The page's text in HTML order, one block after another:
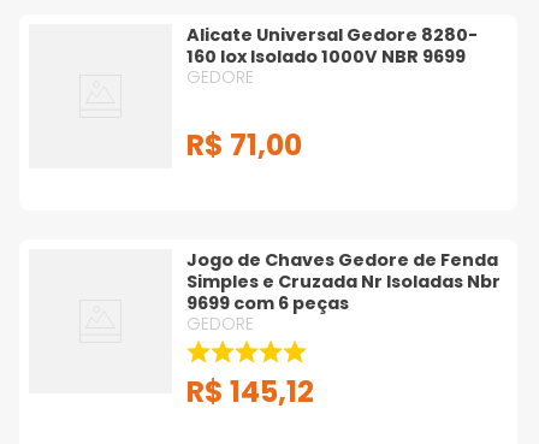
Alicate Universal Gedore 8280-
160 Iox Isolado 1000V NBR 9699
GEDORE
R$ 71,00
Jogo de Chaves Gedore de Fenda
Simples e Cruzada Nr Isoladas Nbr
9699 com 6 peças
GEDORE
R$ 145,12